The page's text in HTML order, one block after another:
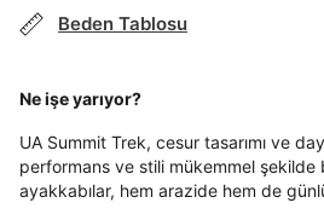
İşbankası Maximum
Akbank Axess
Beden Tablosu
Ne işe yarıyor?
UA Summit Trek, cesur tasarımı ve
performans ve stili mükemmel şekilde
ayakkabılar, hem arazide hem de
Stok
Term Of
ipsum
aşağıdaki bilgileri
E-posta Adresi *
E-posta Adresi*
Şifre*
SMS Onay
SMS Onay